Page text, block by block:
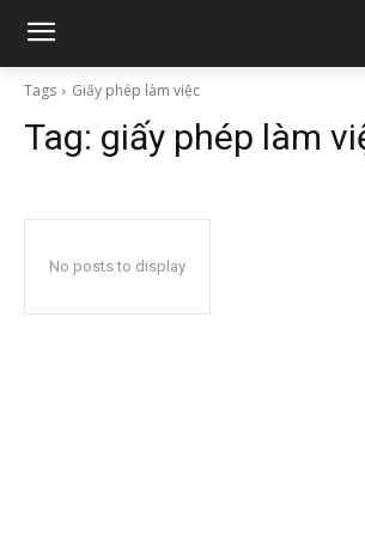
Tags Giấy phép làm việc
Tag: giấy phép làm
No posts to display